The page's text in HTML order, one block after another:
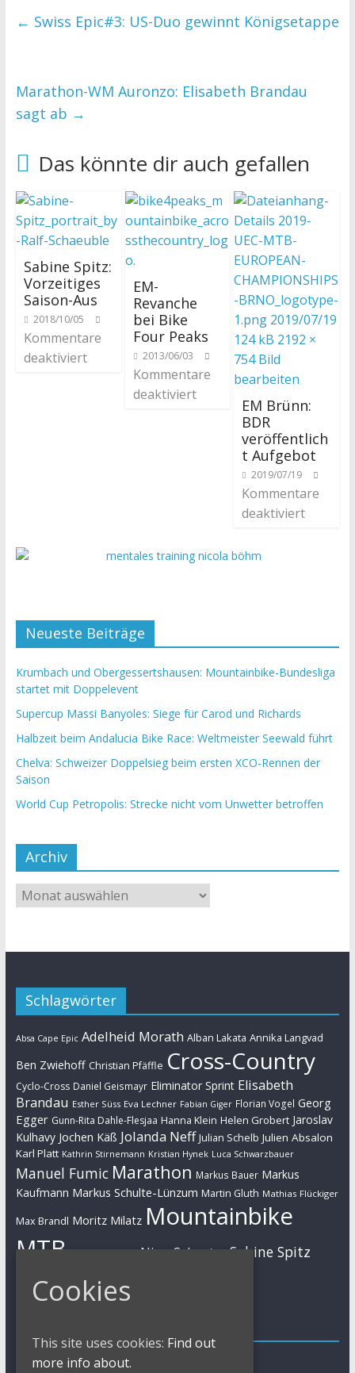
← Swiss Epic#3: US-Duo gewinnt Königsetappe
Marathon-WM Auronzo: Elisabeth Brandau
sagt ab →
Das könnte dir auch gefallen
Sabine Spitz:
Vorzeitiges
Saison-Aus
2018/10/05
Kommentare
deaktiviert
EM-
Revanche
bei Bike
Four Peaks
2013/06/03
Kommentare
deaktiviert
EM Brünn:
BDR
veröffentlich
t Aufgebot
2019/07/19
Kommentare
deaktiviert
Neueste Beiträge
Krumbach und Obergessertshausen: Mountainbike-Bundesliga
startet mit Doppelevent
Supercup Massi Banyoles: Siege für Carod und Richards
Halbzeit beim Andalucia Bike Race: Weltmeister Seewald führt
Chelva: Schweizer Doppelsieg beim ersten XCO-Rennen der
Saison
World Cup Petropolis: Strecke nicht vom Unwetter betroffen
Archiv
Schlagwörter
Absa Cape Epic Adelheid Morath Alban Lakata Annika Langvad
Ben Zwiehoff Christian Pfäffle Cross-Country
Cyclo-Cross Daniel Geismayr Eliminator Sprint Elisabeth
Brandau Esther Süss Eva Lechner Fabian Giger Florian Vogel Georg
Egger Gunn-Rita Dahle-Flesjaa Hanna Klein Helen Grobert Jaroslav
Kulhavy Jochen Käß Jolanda Neff Julian Schelb Julien Absalon
Karl Platt Kathrin Stirnemann Kristian Hynek Luca Schwarzbauer
Manuel Fumic Marathon Markus Bauer Markus
Kaufmann Markus Schulte-Lünzum Martin Gluth Mathias Flückiger
Max Brandl Moritz Milatz Mountainbike
MTB Nadine Rieder Nino SchurterSabine Spitz
Impressum / Kontakt
Cookies
This site uses cookies: Find out
more info about.